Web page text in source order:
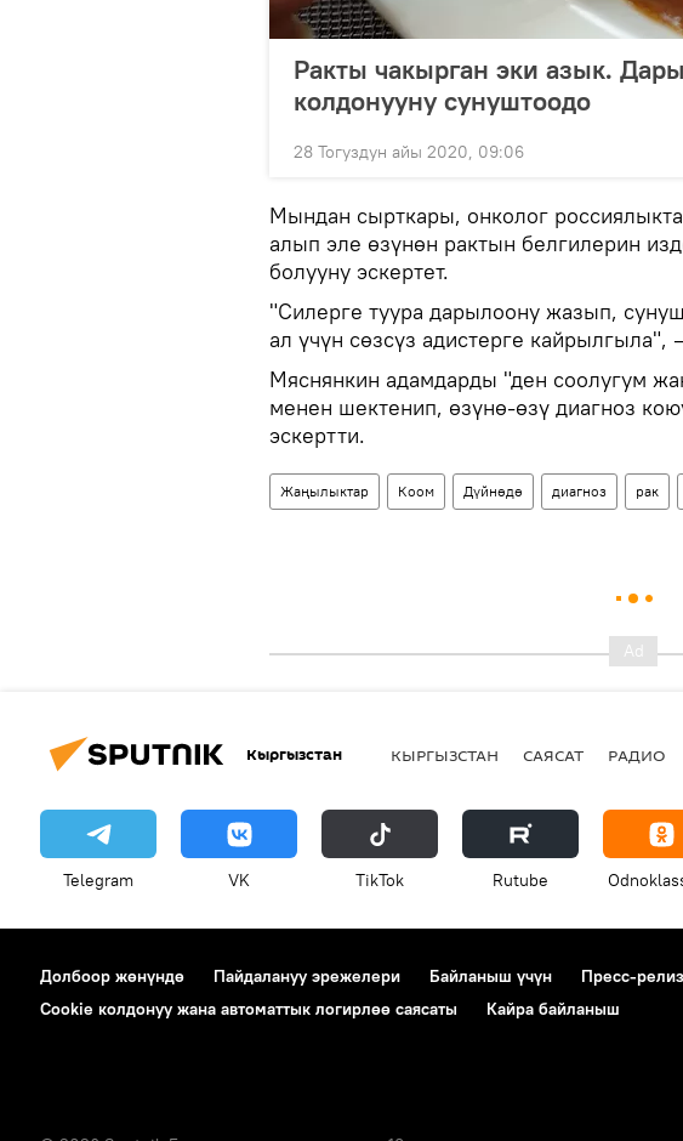
Ракты чакырган эки азык.
колдонууну сунуштоодо
28 Тогуздун айы 2020, 09:06
Мындан сырткары, онколог
алып эле өзүнөн рактын белгилерин
болууну эскертет.
"Силерге туура дарылоону жазып,
ал үчүн сөзсүз адистерге кайрылгыла",
Мяснянкин адамдарды "ден соолугум
менен шектенип, өзүнө-өзү диагноз
эскертти.
Жаңылыктар Коом Дүйнөдө диагноз рак
Кыргызстан КЫРГЫЗСТАН САЯСАТ РАДИО
Telegram VK ТikТоk Rutube
Долбоор жөнүндө Пайдалануу эрежелери Байланыш үчүн Пресс-
Cookie колдонуу жана автоматтык логирлөө саясаты
Кайра байланыш